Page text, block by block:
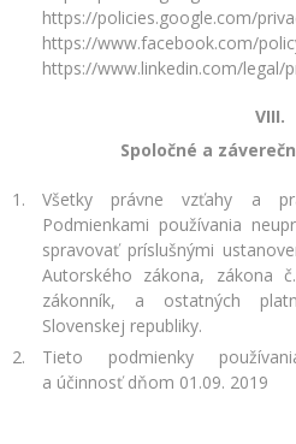
https://policies.google.com/
https://www.facebook.com/
https://www.linkedin.com/legal/
VIII.
Spoločné a
Všetky právne vzťahy a
Podmienkami používania
spravovať príslušnými
Autorského zákona, zákona
zákonník, a ostatných
Slovenskej republiky.
Tieto podmienky
a účinnosť dňom 01.09. 2019